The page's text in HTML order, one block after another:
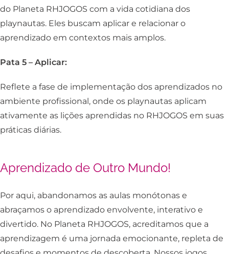
do Planeta RHJOGOS com a vida cotidiana dos
playnautas. Eles buscam aplicar e relacionar o
aprendizado em contextos mais amplos.
Pata 5 – Aplicar:
Reflete a fase de implementação dos aprendizados no
ambiente profissional, onde os playnautas aplicam
ativamente as lições aprendidas no RHJOGOS em suas
práticas diárias.
Aprendizado de Outro Mundo!
Por aqui, abandonamos as aulas monótonas e
abraçamos o aprendizado envolvente, interativo e
divertido. No Planeta RHJOGOS, acreditamos que a
aprendizagem é uma jornada emocionante, repleta de